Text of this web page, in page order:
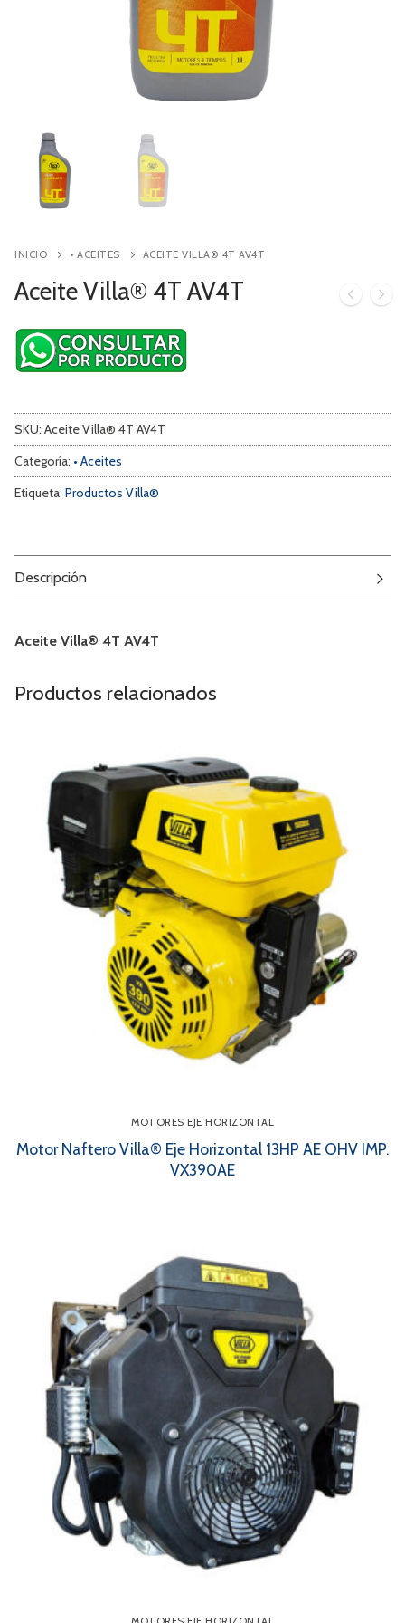
Contacto
INICIO • ACEITES ACEITE VILLA® 4T AV4T
Aceite Villa® 4T AV4T
SKU: Aceite Villa® 4T AV4T
Categoría: • Aceites
Etiqueta: Productos Villa®
Descripción
Aceite Villa® 4T AV4T
Productos relacionados
MOTORES EJE HORIZONTAL
Motor Naftero Villa® Eje Horizontal 13HP AE OHV IMP.
VX390AE